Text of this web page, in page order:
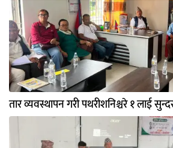
तार व्यवस्थापन गरी पथरीशनिश्चरे १ लाई